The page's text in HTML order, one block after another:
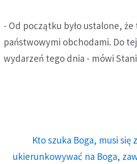
- Od początku było ustalone,
państwowymi obchodami. Do
wydarzeń tego dnia - mówi
Kto szuka Boga, musi
ukierunkowywać na Boga,